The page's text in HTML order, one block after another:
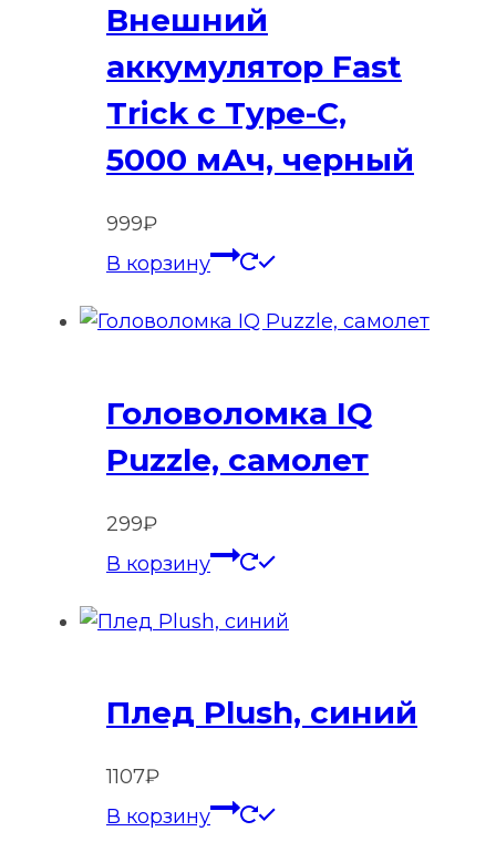
Внешний
аккумулятор Fast
Trick с Type-C,
5000 мАч, черный
999₽
В корзину
Головоломка IQ
Puzzle, самолет
299₽
В корзину
Плед Plush, синий
1107₽
В корзину